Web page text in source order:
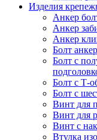
Изделия
Анкер
Анкер
Анкер
Болт
Болт с
Болт с Т-
Болт с
Винт для
Винт для
Винт с
Втулка